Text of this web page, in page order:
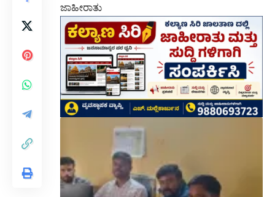
ಜಾಹೀರಾತು